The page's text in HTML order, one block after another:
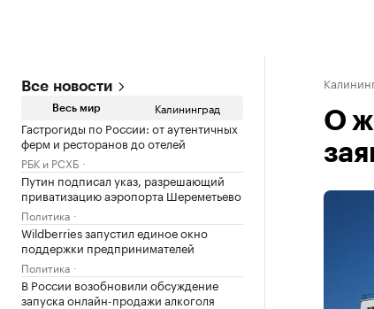
Все новости
Весь мир Калининград
Гастрогиды по России: от аутентичных
ферм и ресторанов до отелей
РБК и РСХБ
Путин подписал указ, разрешающий
приватизацию аэропорта Шереметьево
Политика
Wildberries запустил единое окно
поддержки предпринимателей
Политика
В России возобновили обсуждение
запуска онлайн-продажи алкоголя
О